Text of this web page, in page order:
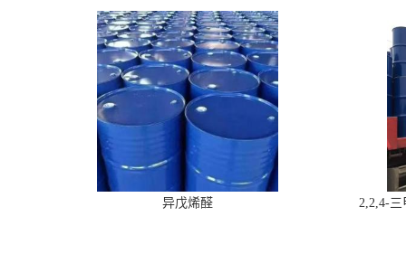
异戊烯醛 2,2,4-